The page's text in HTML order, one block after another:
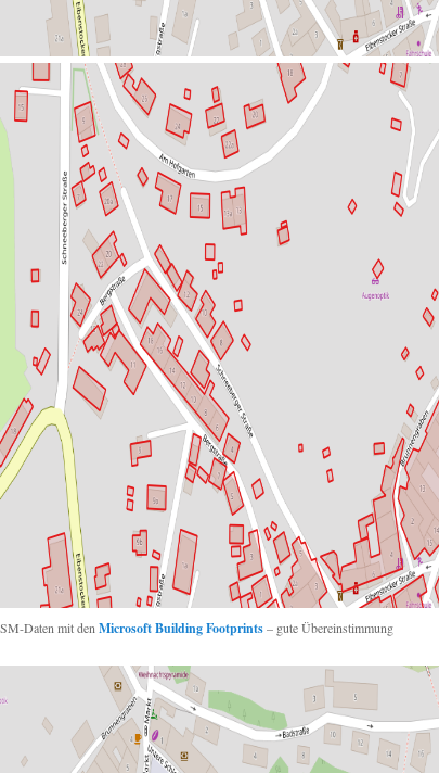
Daten mit denMicrosoft Building Footprints– gute Übereinstimmung